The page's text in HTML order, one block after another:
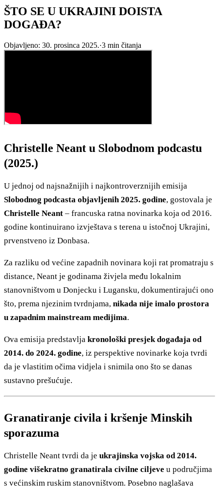
ŠTO SE U UKRAJINI DOISTA
DOGAĐA?
Objavljeno: 30. prosinca 2025.·3 min čitanja
Christelle Neant u Slobodnom podcastu
(2025.)
U jednoj od najsnažnijih i najkontroverznijih emisija
Slobodnog podcasta objavljenih 2025. godine, gostovala je
Christelle Neant – francuska ratna novinarka koja od 2016.
godine kontinuirano izvještava s terena u istočnoj Ukrajini,
prvenstveno iz Donbasa.
Za razliku od većine zapadnih novinara koji rat promatraju s
distance, Neant je godinama živjela među lokalnim
stanovništvom u Donjecku i Lugansku, dokumentirajući ono
što, prema njezinim tvrdnjama, nikada nije imalo prostora
u zapadnim mainstream medijima.
Ova emisija predstavlja kronološki presjek događaja od
2014. do 2024. godine, iz perspektive novinarke koja tvrdi
da je vlastitim očima vidjela i snimila ono što se danas
sustavno prešućuje.
Granatiranje civila i kršenje Minskih
sporazuma
Christelle Neant tvrdi da je ukrajinska vojska od 2014.
godine višekratno granatirala civilne ciljeve u područjima
s većinskim ruskim stanovništvom. Posebno naglašava